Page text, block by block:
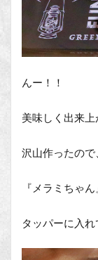
んー！！
美味しく出来上
沢山作ったの
『メラミちゃ
タッパーに入れ